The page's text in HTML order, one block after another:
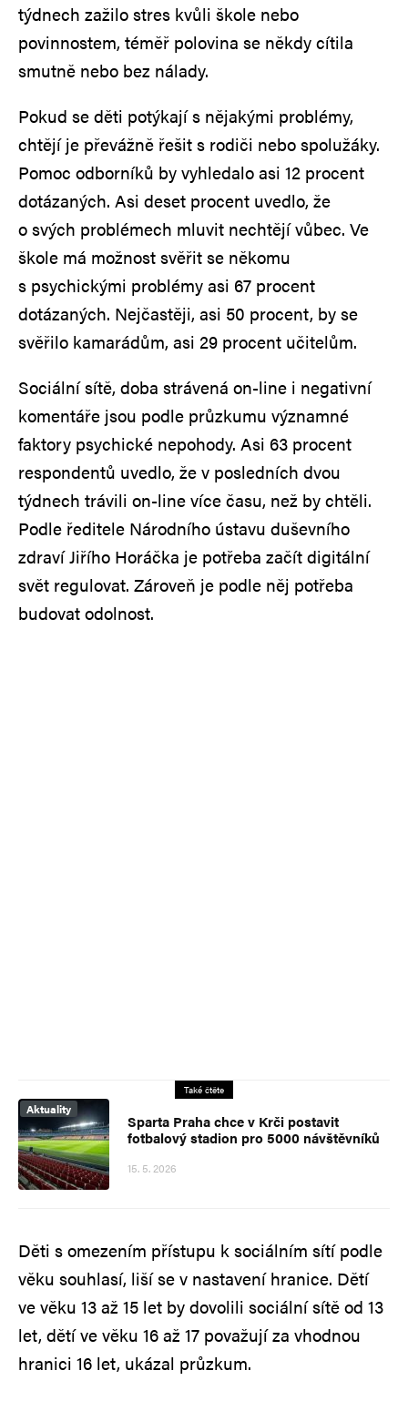
týdnech zažilo stres kvůli škole nebo
povinnostem, téměř polovina se někdy cítila
smutně nebo bez nálady.
Pokud se děti potýkají s nějakými problémy,
chtějí je převážně řešit s rodiči nebo spolužáky.
Pomoc odborníků by vyhledalo asi 12 procent
dotázaných. Asi deset procent uvedlo, že
o svých problémech mluvit nechtějí vůbec. Ve
škole má možnost svěřit se někomu
s psychickými problémy asi 67 procent
dotázaných. Nejčastěji, asi 50 procent, by se
svěřilo kamarádům, asi 29 procent učitelům.
Sociální sítě, doba strávená on-line i negativní
komentáře jsou podle průzkumu významné
faktory psychické nepohody. Asi 63 procent
respondentů uvedlo, že v posledních dvou
týdnech trávili on-line více času, než by chtěli.
Podle ředitele Národního ústavu duševního
zdraví Jiřího Horáčka je potřeba začít digitální
svět regulovat. Zároveň je podle něj potřeba
budovat odolnost.
Také čtěte
Aktuality
Sparta Praha chce v Krči postavit
fotbalový stadion pro 5000 návštěvníků
15. 5. 2026
Děti s omezením přístupu k sociálním sítí podle
věku souhlasí, liší se v nastavení hranice. Dětí
ve věku 13 až 15 let by dovolili sociální sítě od 13
let, dětí ve věku 16 až 17 považují za vhodnou
hranici 16 let, ukázal průzkum.